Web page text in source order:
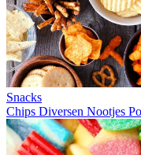
Snacks
Chips Diversen Nootjes